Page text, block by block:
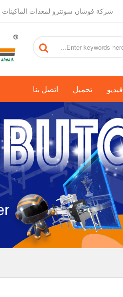
شركة فوشان سونترو لمعدات الماكينات
فيديو تحميل اتصل بنا